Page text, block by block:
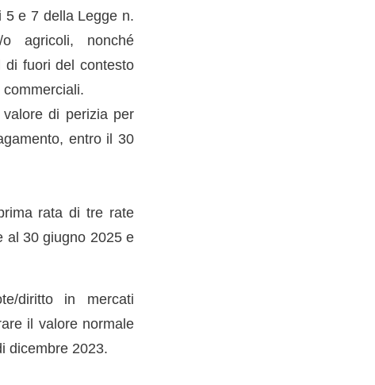
5 e 7 della Legge n.
agricoli, nonché
di fuori del contesto
di perizia per
entro il 30
rata di tre rate
al 30 giugno 2025 e
diritto in mercati
il valore normale
dicembre 2023.